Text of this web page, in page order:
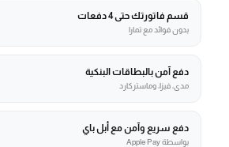
قسم فاتورتك حتى 4 دفعات
بدون فوائد مع تمارا
دفع آمن بالبطاقات البنكية
مدى، فيزا، وماستركارد
دفع سريع وآمن مع أبل باي
بواسطة Apple Pay